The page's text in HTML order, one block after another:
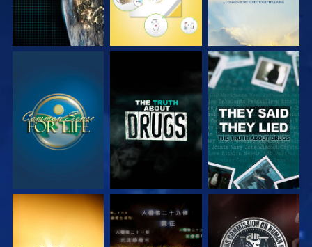
觀看 觀看 觀看
觀看 觀看 觀看